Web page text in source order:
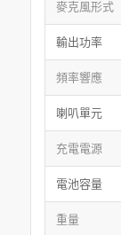
麥克風形式
輸出功率
頻率響應
喇叭單元
充電電源
電池容量
重量